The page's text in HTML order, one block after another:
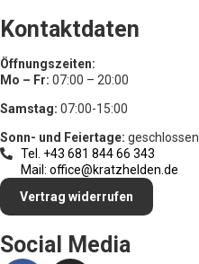
Kontaktdaten
Öffnungszeiten:
Mo – Fr: 07:00 – 20:00
Samstag: 07:00-15:00
Sonn- und Feiertage: geschlossen
Tel. +43 681 844 66 343
Mail: office@kratzhelden.de
Vertrag widerrufen
Social Media